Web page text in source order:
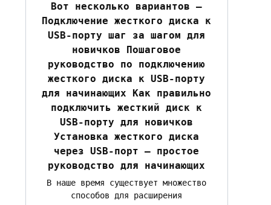
Вот несколько вариантов —
Подключение жесткого диска к
USB-порту шаг за шагом для
новичков Пошаговое
руководство по подключению
жесткого диска к USB-порту
для начинающих Как правильно
подключить жесткий диск к
USB-порту для новичков
Установка жесткого диска
через USB-порт — простое
руководство для начинающих
В наше время существует множество
способов для расширения